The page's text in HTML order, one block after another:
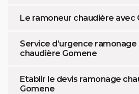
Le ramoneur chaudière avec
Service d’urgence ramonage
chaudière Gomene
Etablir le devis ramonage
Gomene